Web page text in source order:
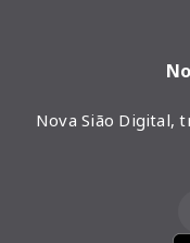
Nova Sião Digital,